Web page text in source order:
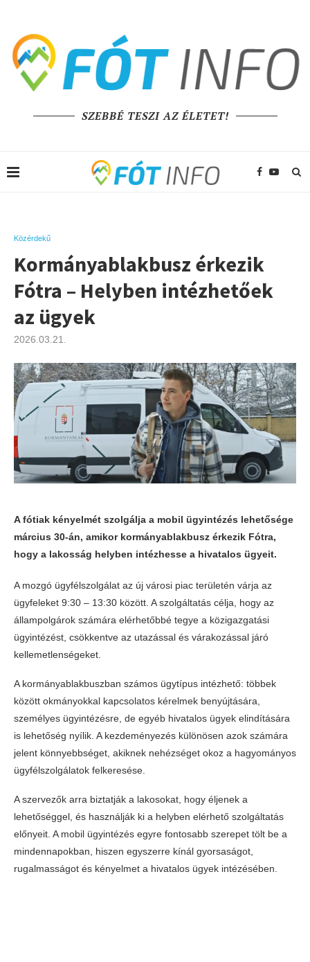
SZEBBÉ TESZI AZ ÉLETET!
Közérdekű
Kormányablakbusz érkezik
Fótra – Helyben intézhetőek
az ügyek
2026.03.21.
A fótiak kényelmét szolgálja a mobil ügyintézés lehetősége
március 30-án, amikor kormányablakbusz érkezik Fótra,
hogy a lakosság helyben intézhesse a hivatalos ügyeit.
A mozgó ügyfélszolgálat az új városi piac területén várja az
ügyfeleket 9:30 – 13:30 között. A szolgáltatás célja, hogy az
állampolgárok számára elérhetőbbé tegye a közigazgatási
ügyintézést, csökkentve az utazással és várakozással járó
kellemetlenségeket.
A kormányablakbuszban számos ügytípus intézhető: többek
között okmányokkal kapcsolatos kérelmek benyújtására,
személyes ügyintézésre, de egyéb hivatalos ügyek elindítására
is lehetőség nyílik. A kezdeményezés különösen azok számára
jelent könnyebbséget, akiknek nehézséget okoz a hagyományos
ügyfélszolgálatok felkeresése.
A szervezők arra biztatják a lakosokat, hogy éljenek a
lehetőséggel, és használják ki a helyben elérhető szolgáltatás
előnyeit. A mobil ügyintézés egyre fontosabb szerepet tölt be a
mindennapokban, hiszen egyszerre kínál gyorsaságot,
rugalmasságot és kényelmet a hivatalos ügyek intézésében.